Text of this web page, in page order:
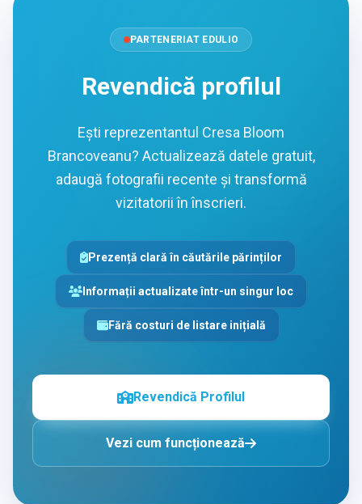
PARTENERIAT EDULIO
Revendică profilul
Ești reprezentantul Cresa Bloom
Brancoveanu? Actualizează datele gratuit,
adaugă fotografii recente și transformă
vizitatorii în înscrieri.
Prezență clară în căutările părinților
Informații actualizate într-un singur loc
Fără costuri de listare inițială
Revendică Profilul
Vezi cum funcționează